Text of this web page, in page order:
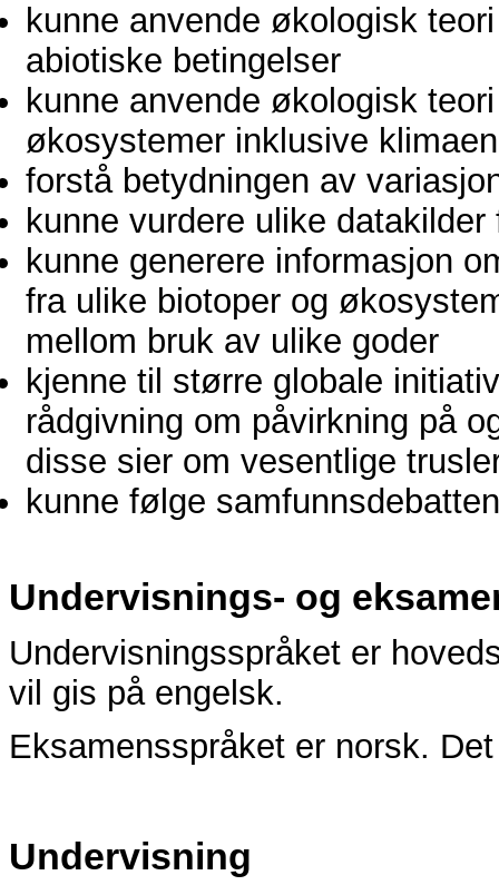
kunne anvende økologisk
abiotiske betingelser
kunne anvende økologisk
økosystemer inklusive
forstå betydningen av
kunne vurdere ulike
kunne generere informasjon
fra ulike biotoper og
mellom bruk av ulike goder
kjenne til større globale
rådgivning om påvirkning på
disse sier om vesentlige
kunne følge
Undervisnings- og
Undervisningsspråket er
vil gis på engelsk.
Eksamensspråket er norsk.
Undervisning